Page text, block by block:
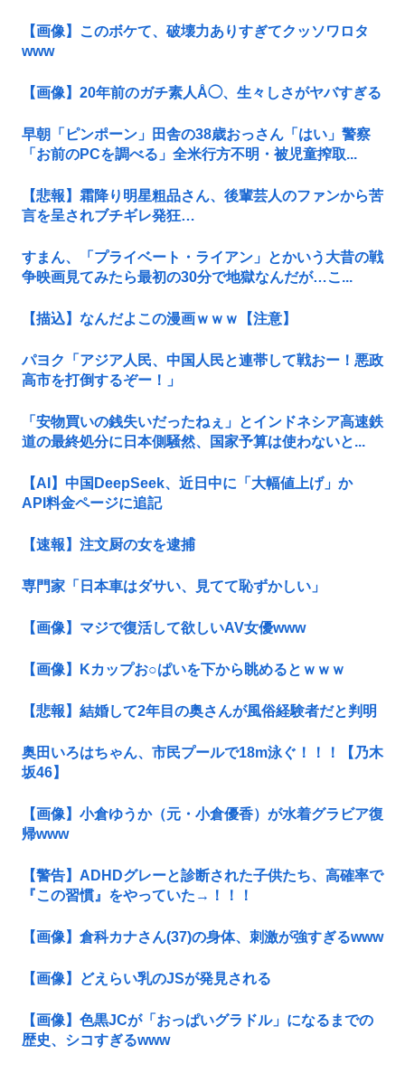
【画像】このボケて、破壊力ありすぎてクッソワロタ
www
【画像】20年前のガチ素人Å◯、生々しさがヤバすぎる
早朝「ピンポーン」田舎の38歳おっさん「はい」警察
「お前のPCを調べる」全米行方不明・被児童搾取...
【悲報】霜降り明星粗品さん、後輩芸人のファンから苦
言を呈されブチギレ発狂…
すまん、「プライベート・ライアン」とかいう大昔の戦
争映画見てみたら最初の30分で地獄なんだが…こ...
【描込】なんだよこの漫画ｗｗｗ【注意】
パヨク「アジア人民、中国人民と連帯して戦おー！悪政
高市を打倒するぞー！」
「安物買いの銭失いだったねぇ」とインドネシア高速鉄
道の最終処分に日本側騒然、国家予算は使わないと...
【AI】中国DeepSeek、近日中に「大幅値上げ」か
API料金ページに追記
【速報】注文厨の女を逮捕
専門家「日本車はダサい、見てて恥ずかしい」
【画像】マジで復活して欲しいAV女優www
【画像】Kカップお○ぱいを下から眺めるとｗｗｗ
【悲報】結婚して2年目の奥さんが風俗経験者だと判明
奥田いろはちゃん、市民プールで18m泳ぐ！！！【乃木
坂46】
【画像】小倉ゆうか（元・小倉優香）が水着グラビア復
帰www
【警告】ADHDグレーと診断された子供たち、高確率で
『この習慣』をやっていた→！！！
【画像】倉科カナさん(37)の身体、刺激が強すぎるwww
【画像】どえらい乳のJSが発見される
【画像】色黒JCが「おっぱいグラドル」になるまでの
歴史、シコすぎるwww